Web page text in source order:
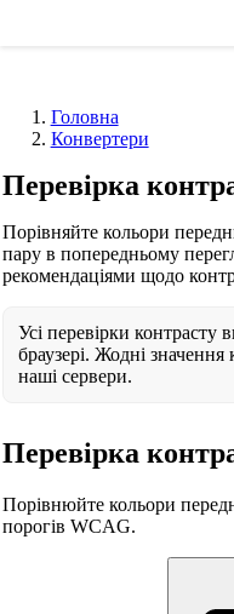
Головна
Конвертери
Перевірка
Порівняйте кольори
пару в попередньому
рекомендаціями щодо
Усі перевірки
браузері. Жодні значення
наші сервери.
Перевірка
Порівнюйте кольори
порогів WCAG.